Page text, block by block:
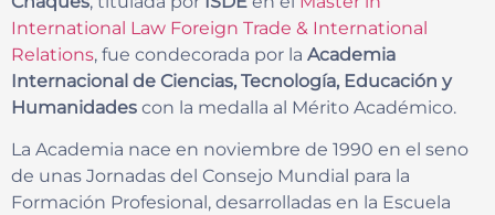
International Law Foreign Trade & International
Relations, fue condecorada por la Academia
Internacional de Ciencias, Tecnología, Educación y
Humanidades con la medalla al Mérito Académico.
La Academia nace en noviembre de 1990 en el seno
de unas Jornadas del Consejo Mundial para la
Formación Profesional, desarrolladas en la Escuela